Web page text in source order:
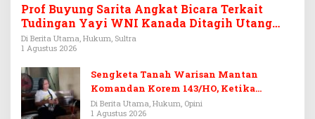
Prof Buyung Sarita Angkat Bicara Terkait
Tudingan Yayi WNI Kanada Ditagih Utang
Rp3,6 Miliar
Di Berita Utama, Hukum, Sultra
1 Agustus 2026
Sengketa Tanah Warisan Mantan
Komandan Korem 143/HO, Ketika
Warisan Menjadi Arena Pemerasan
Di Berita Utama, Hukum, Opini
1 Agustus 2026